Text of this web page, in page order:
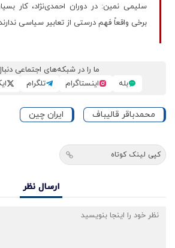
سلیمی نمین: در دوران احمدی‌نژاد، کار
برخی واقعاً فهم درستی از تعابیر سیاسی
ما را در شبکه‌های اجتماعی
بله
اینستاگرام تلگرام
محمدباقر قالیباف ایران چین
کپی لینک کوتاه
ارسال نظر